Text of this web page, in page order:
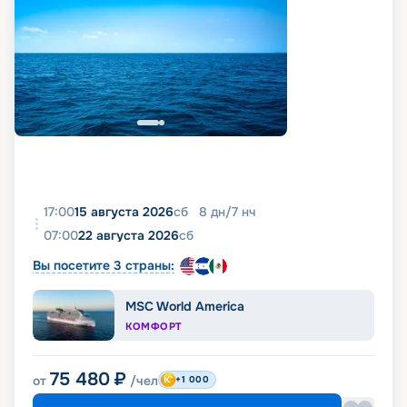
легко подобрать подходящую для себя каюту,
ознакомиться с подробной характеристикой,
расписанием и фото теплохода, а также изучить
актуальные цены на круизные путешествия,
почитать отзывы клиентов. Наш сервис
бронирования круизов предоставляет всю
необходимую информацию для того, чтобы ваш
17:0015 августа 2026сб 8 дн/7 нч
07:0022 августа 2026сб
Вы посетите 3 страны:
MSC World America
КОМФОРТ
от 75 480 ₽ /чел +1 000